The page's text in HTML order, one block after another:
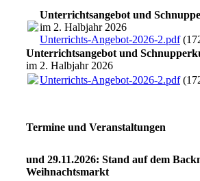
Unterrichtsangebot und
im 2. Halbjahr 2026
Unterrichts-Angebot-2026-2.pdf
Unterrichtsangebot und
im 2. Halbjahr 2026
Unterrichts-Angebot-2026-2.pdf
Termine und Veranstaltungen
und 29.11.2026: Stand auf dem
Weihnachtsmarkt